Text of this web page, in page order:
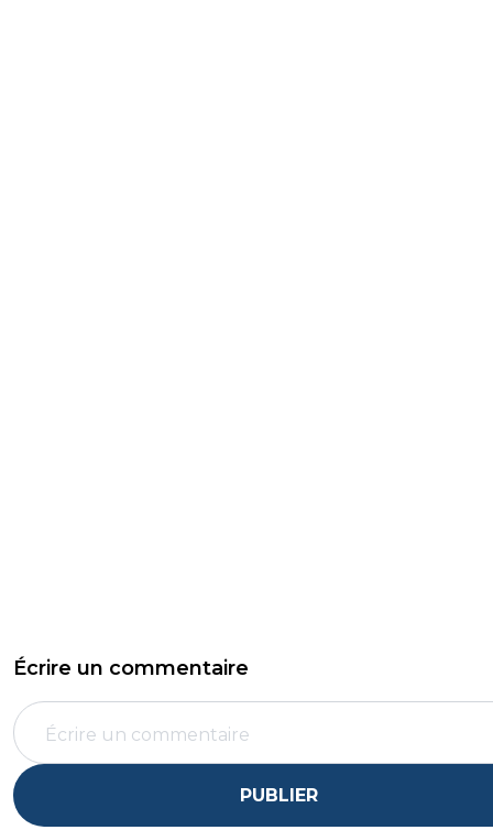
Écrire un commentaire
PUBLIER